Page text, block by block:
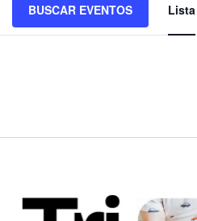
BUSCAR EVENTOS Lista